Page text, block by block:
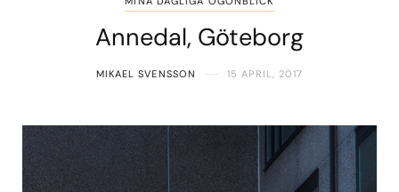
Annedal, Göteborg
MIKAEL SVENSSON 15 APRIL, 2017